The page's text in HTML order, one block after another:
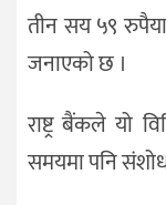
तीन सय ५९
जनाएको छ ।
राष्ट्र बैंकले यो
समयमा पनि